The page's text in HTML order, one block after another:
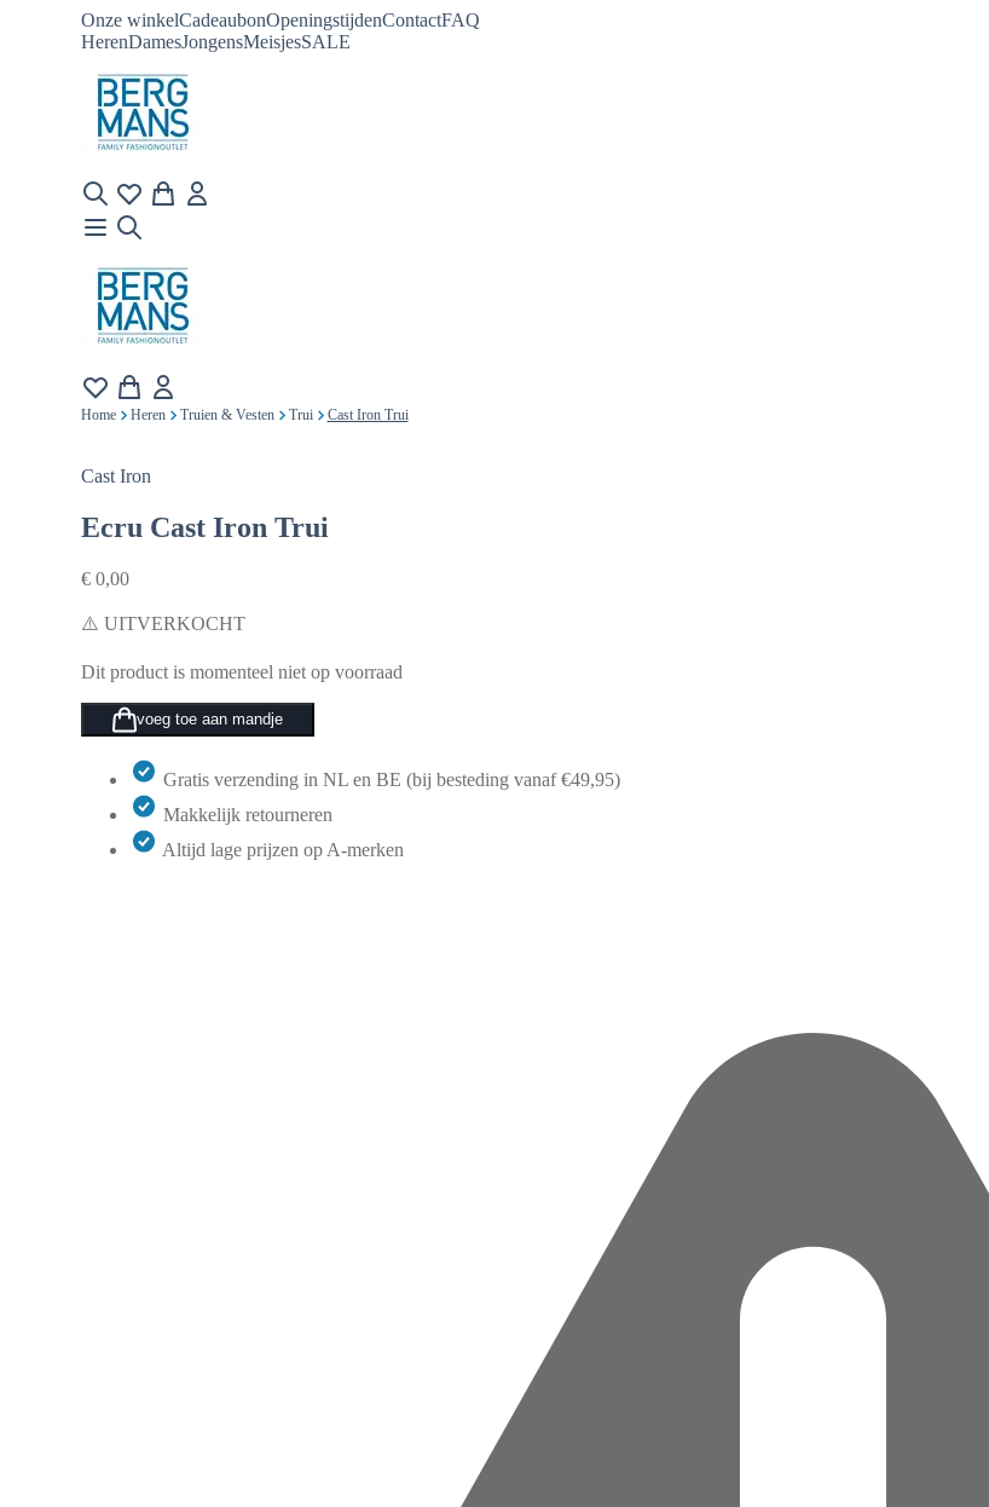
Onze winkelCadeaubonOpeningstijdenContactFAQ
HerenDamesJongensMeisjesSALE
Home Heren Truien & Vesten Trui Cast Iron Trui
Cast Iron
Ecru Cast Iron Trui
€0,00
⚠️ UITVERKOCHT
Dit product is momenteel niet op voorraad
voeg toe aan mandje
Gratis verzending in NL en BE (bij besteding vanaf €49,95)
Makkelijk retourneren
Altijd lage prijzen op A-merken